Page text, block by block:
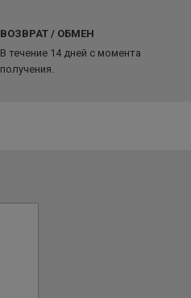
ВОЗВРАТ / ОБМЕН
В течение 14 дней с момента
получения.